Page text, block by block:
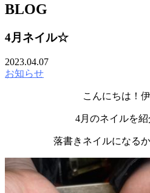
BLOG
4月ネイル☆
2023.04.07
お知らせ
こんにちは！
4月のネイルを紹
落書きネイルになる